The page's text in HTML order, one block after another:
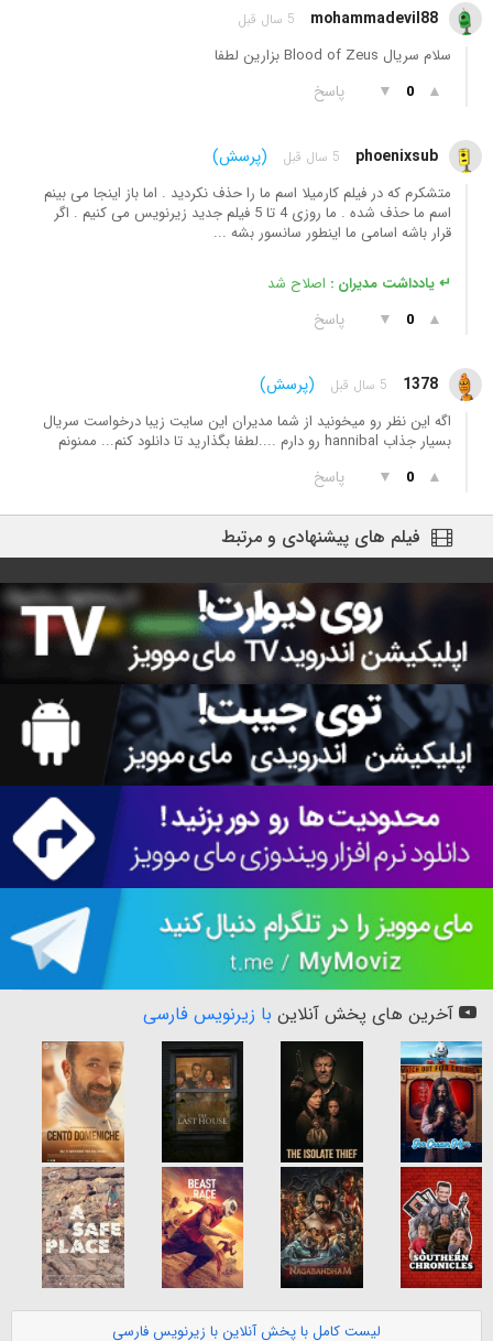
mohammadevil88 5 سال قبل
سلام سریال Blood of Zeus بزارین لطفا
▲
0
▼ پاسخ
phoenixsub 5 سال قبل (پرسش)
متشکرم که در فیلم کارمیلا اسم ما را حذف نکردید . اما باز اینجا می بینم
اسم ما حذف شده . ما روزی 4 تا 5 فیلم جدید زیرنویس می کنیم . اگر
قرار باشه اسامی ما اینطور سانسور بشه ...
↵ یادداشت مدیران : اصلاح شد
▲
0
▼ پاسخ
1378 5 سال قبل (پرسش)
اگه این نظر رو میخونید از شما مدیران این سایت زیبا درخواست سریال
بسیار جذاب hannibal رو دارم ....لطفا بگذارید تا دانلود کنم... ممنونم
▲
0
▼ پاسخ
فیلم های پیشنهادی و مرتبط
آخرین های پخش آنلاین با زیرنویس فارسی
لیست کامل با پخش آنلاین با زیرنویس فارسی